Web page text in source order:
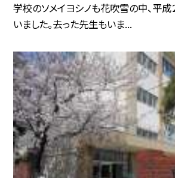
学校のソメイヨシノも花吹雪の中、平
いました。去った先生もいま...